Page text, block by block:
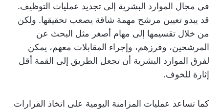
في مجال الموارد البشرية إلى تجديد عمليات التوظيف.
قد يبدو تعيين مرشح مهمة شاقة يصعب تحقيقها. ولكن
من خلال تقسيمها إلى مهام أصغر مثل البحث عن
المرشحين، وفرزهم، وإجراء المقابلات معهم، يمكن
لفرق الموارد البشرية أن تجعل الطريق إلى القمة أقل
إثارة للخوف.
كما تساعد عمليات المزامنة اليومية على اتخاذ القرارات